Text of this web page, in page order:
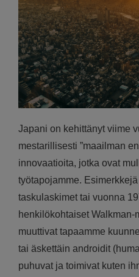
Japani on kehittänyt viime
mestarillisesti ”maailman
innovaatioita, jotka ovat
työtapojamme.
taskulaskimet tai vuonna
henkilökohtaiset Walkman-
muuttivat tapaamme
tai äskettäin androidit
puhuvat ja toimivat kuten